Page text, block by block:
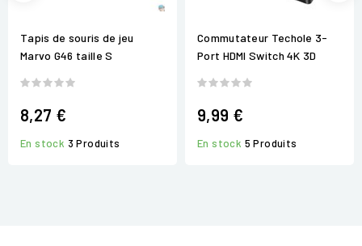
Tapis de souris de jeu
Marvo G46 taille S
8,27 €
En stock 3 Produits
Commutateur Techole 3-
Port HDMI Switch 4K 3D
9,99 €
En stock 5 Produits